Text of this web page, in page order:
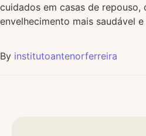
cuidados em casas de repouso,
envelhecimento mais saudável
By institutoantenorferreira